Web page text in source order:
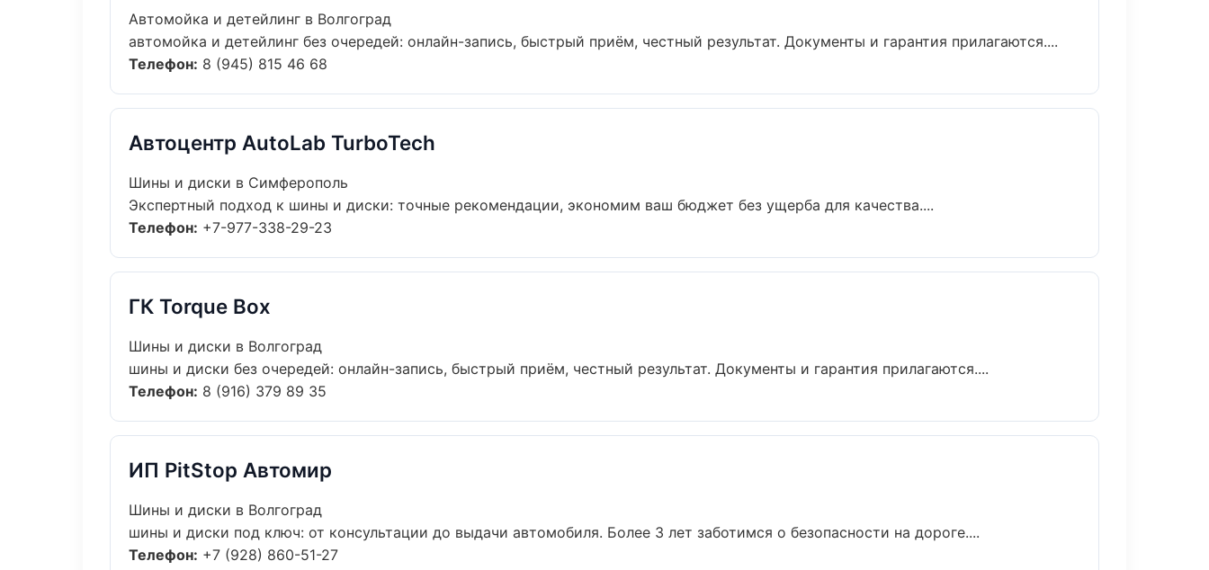
Автомойка и детейлинг в Волгоград
автомойка и детейлинг без очередей: онлайн-запись, быстрый приём, честный результат. Документы и гарантия прилагаются....
Телефон: 8 (945) 815 46 68
Автоцентр AutoLab TurboTech
Шины и диски в Симферополь
Экспертный подход к шины и диски: точные рекомендации, экономим ваш бюджет без ущерба для качества....
Телефон: +7-977-338-29-23
ГК Torque Box
Шины и диски в Волгоград
шины и диски без очередей: онлайн-запись, быстрый приём, честный результат. Документы и гарантия прилагаются....
Телефон: 8 (916) 379 89 35
ИП PitStop Автомир
Шины и диски в Волгоград
шины и диски под ключ: от консультации до выдачи автомобиля. Более 3 лет заботимся о безопасности на дороге....
Телефон: +7 (928) 860-51-27